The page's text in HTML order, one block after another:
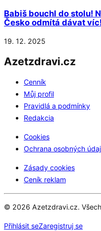
Babiš bouchl do stolu!
Česko odmítá dávat víc!
19. 12. 2025
Azetzdravi.cz
Cenník
Můj profil
Pravidlá a podmínky
Redakcia
Cookies
Ochrana osobných
Zásady cookies
Ceník reklam
© 2026 Azetzdravi.cz.
Přihlásit seZaregistruj se